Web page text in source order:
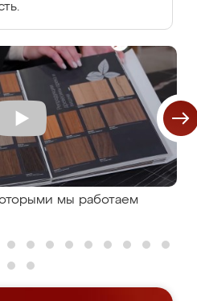
мы работаем